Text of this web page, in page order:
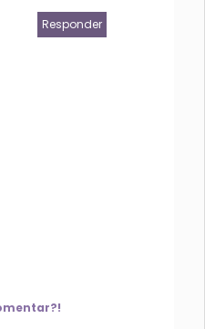
Responder